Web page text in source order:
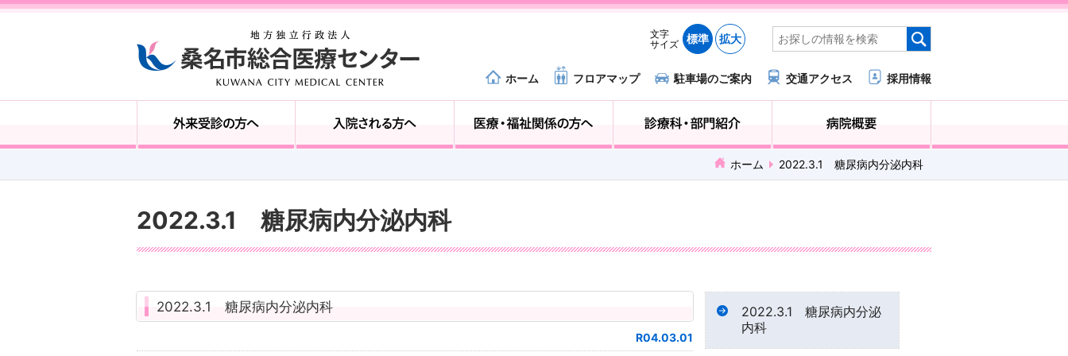
文字
サイズ
標準 拡大
ホーム フロアマップ 駐車場のご案内 交通アクセス 採用情報
ホーム 2022.3.1 糖尿病内分泌内科
2022.3.1 糖尿病内分泌内科
2022.3.1 糖尿病内分泌内科
R04.03.01
2022.3.1 糖尿病内分泌
内科